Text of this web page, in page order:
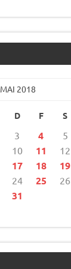
MAI 2018
D F S
3 4 5
10 11 12
17 18 19
24 25 26
31